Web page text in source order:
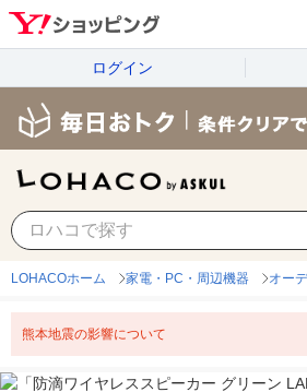
ログイン
LOHACOホーム 家電・PC・周辺機器 オー
熊本地震の影響について